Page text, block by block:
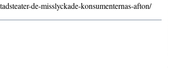
de-misslyckade-konsumenternas-afton/